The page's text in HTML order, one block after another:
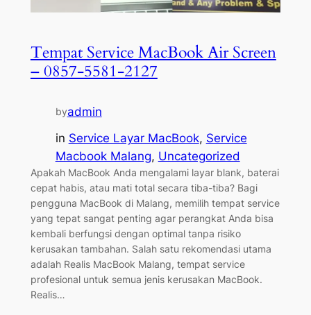
Tempat Service MacBook Air Screen
– 0857-5581-2127
byadmin
in Service Layar MacBook, Service
Macbook Malang, Uncategorized
Apakah MacBook Anda mengalami layar blank, baterai
cepat habis, atau mati total secara tiba-tiba? Bagi
pengguna MacBook di Malang, memilih tempat service
yang tepat sangat penting agar perangkat Anda bisa
kembali berfungsi dengan optimal tanpa risiko
kerusakan tambahan. Salah satu rekomendasi utama
adalah Realis MacBook Malang, tempat service
profesional untuk semua jenis kerusakan MacBook.
Realis…